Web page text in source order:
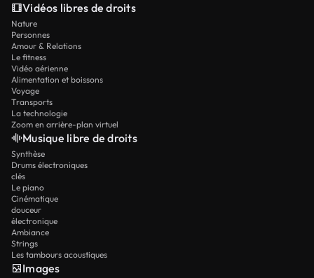
Vidéos libres de droits
Nature
Personnes
Amour & Relations
Le fitness
Vidéo aérienne
Alimentation et boissons
Voyage
Transports
La technologie
Zoom en arrière-plan virtuel
Musique libre de droits
Synthèse
Drums électroniques
clés
Le piano
Cinématique
douceur
électronique
Ambiance
Strings
Les tambours acoustiques
Images